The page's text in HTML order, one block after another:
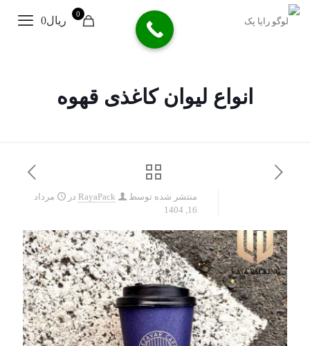
0
ریال0
انواع لیوان کاغذی قهوه
منتشر شده توسط RayaPack در
مرداد
16, 1404